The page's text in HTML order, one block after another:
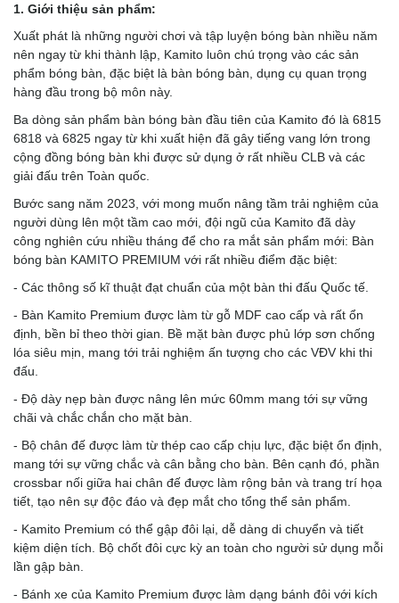
1. Giới thiệu sản phẩm:
Xuất phát là những người chơi và tập luyện bóng bàn nhiều năm
nên ngay từ khi thành lập, Kamito luôn chú trọng vào các sản
phẩm bóng bàn, đặc biệt là bàn bóng bàn, dụng cụ quan trọng
hàng đầu trong bộ môn này.
Ba dòng sản phẩm bàn bóng bàn đầu tiên của Kamito đó là 6815
6818 và 6825 ngay từ khi xuất hiện đã gây tiếng vang lớn trong
cộng đồng bóng bàn khi được sử dụng ở rất nhiều CLB và các
giải đấu trên Toàn quốc.
Bước sang năm 2023, với mong muốn nâng tầm trải nghiệm của
người dùng lên một tầm cao mới, đội ngũ của Kamito đã dày
công nghiên cứu nhiều tháng để cho ra mắt sản phẩm mới: Bàn
bóng bàn KAMITO PREMIUM với rất nhiều điểm đặc biệt:
- Các thông số kĩ thuật đạt chuẩn của một bàn thi đấu Quốc tế.
- Bàn Kamito Premium được làm từ gỗ MDF cao cấp và rất ổn
định, bền bỉ theo thời gian. Bề mặt bàn được phủ lớp sơn chống
lóa siêu mịn, mang tới trải nghiệm ấn tượng cho các VĐV khi thi
đấu.
- Độ dày nẹp bàn được nâng lên mức 60mm mang tới sự vững
chãi và chắc chắn cho mặt bàn.
- Bộ chân đế được làm từ thép cao cấp chịu lực, đặc biệt ổn định,
mang tới sự vững chắc và cân bằng cho bàn. Bên cạnh đó, phần
crossbar nối giữa hai chân đế được làm rộng bản và trang trí họa
tiết, tạo nên sự độc đáo và đẹp mắt cho tổng thể sản phẩm.
- Kamito Premium có thể gập đôi lại, dễ dàng di chuyển và tiết
kiệm diện tích. Bộ chốt đôi cực kỳ an toàn cho người sử dụng mỗi
lần gập bàn.
- Bánh xe của Kamito Premium được làm dạng bánh đôi với kích